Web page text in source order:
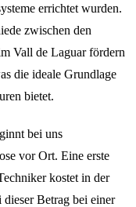
errichtet wurden.
zwischen den
Vall de Laguar fördern
die ideale Grundlage
bietet.
bei uns
vor Ort. Eine erste
kostet in der
Betrag bei einer